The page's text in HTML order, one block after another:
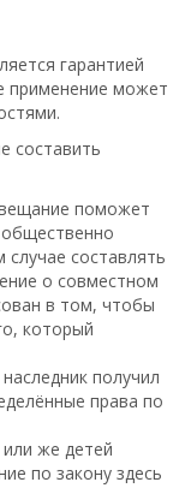
гарантией
применение может
составить
поможет
составлять
о совместном
в том, чтобы
который
получил
права по
же детей
по закону здесь